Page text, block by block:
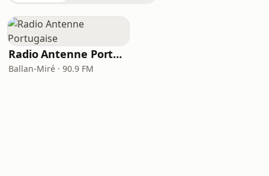
Radio Antenne Portugaise
Ballan-Miré · 90.9 FM